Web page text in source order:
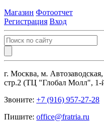
Магазин Фотоотчет
Регистрация Вход
г. Москва, м.
стр.2 (ТЦ "Глобал Молл", 1-
Звоните: +7 (916) 957-27-28
Пишите: office@fratria.ru